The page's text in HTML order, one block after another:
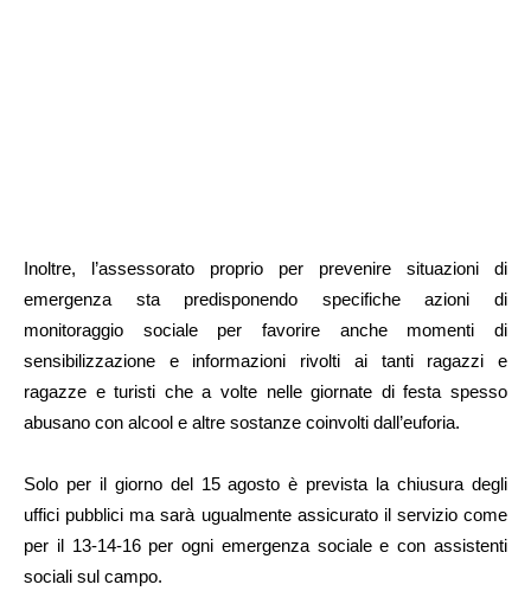
Inoltre, l’assessorato proprio per prevenire situazioni di
emergenza sta predisponendo specifiche azioni di
monitoraggio sociale per favorire anche momenti di
sensibilizzazione e informazioni rivolti ai tanti ragazzi e
ragazze e turisti che a volte nelle giornate di festa spesso
abusano con alcool e altre sostanze coinvolti dall’euforia.
Solo per il giorno del 15 agosto è prevista la chiusura degli
uffici pubblici ma sarà ugualmente assicurato il servizio come
per il 13-14-16 per ogni emergenza sociale e con assistenti
sociali sul campo.